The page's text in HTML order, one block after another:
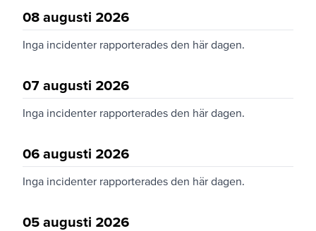
08 augusti 2026
Inga incidenter rapporterades den här dagen.
07 augusti 2026
Inga incidenter rapporterades den här dagen.
06 augusti 2026
Inga incidenter rapporterades den här dagen.
05 augusti 2026